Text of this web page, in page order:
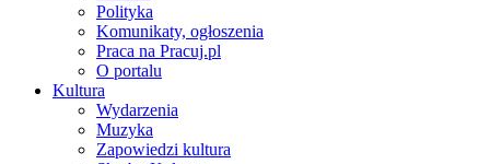
Polityka
Komunikaty, ogłoszenia
Praca na Pracuj.pl
O portalu
Kultura
Wydarzenia
Muzyka
Zapowiedzi kultura